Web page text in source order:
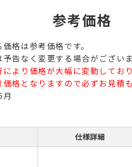
参考価格
格は参考価格です。
告なく変更する場合がござい
より価格が大幅に変動してお
格となりますので必ずお見積
仕様詳細